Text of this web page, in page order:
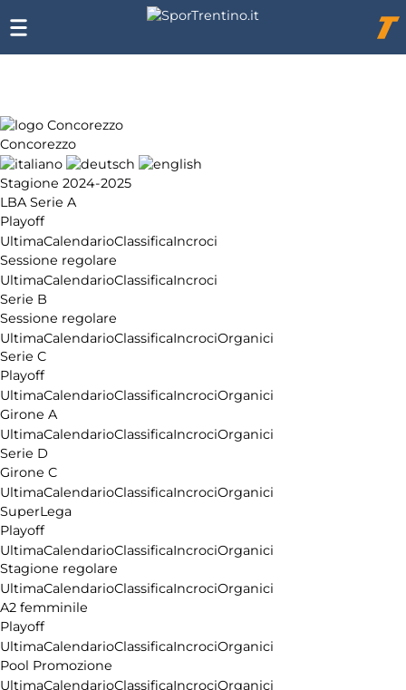
Concorezzo
Stagione 2024-2025
LBA Serie A
Playoff
UltimaCalendarioClassificaIncroci
Sessione regolare
UltimaCalendarioClassificaIncroci
Serie B
Sessione regolare
UltimaCalendarioClassificaIncrociOrganici
Serie C
Playoff
UltimaCalendarioClassificaIncrociOrganici
Girone A
UltimaCalendarioClassificaIncrociOrganici
Serie D
Girone C
UltimaCalendarioClassificaIncrociOrganici
SuperLega
Playoff
UltimaCalendarioClassificaIncrociOrganici
Stagione regolare
UltimaCalendarioClassificaIncrociOrganici
A2 femminile
Playoff
UltimaCalendarioClassificaIncrociOrganici
Pool Promozione
UltimaCalendarioClassificaIncrociOrganici
Chi
siamo
Affiliazione